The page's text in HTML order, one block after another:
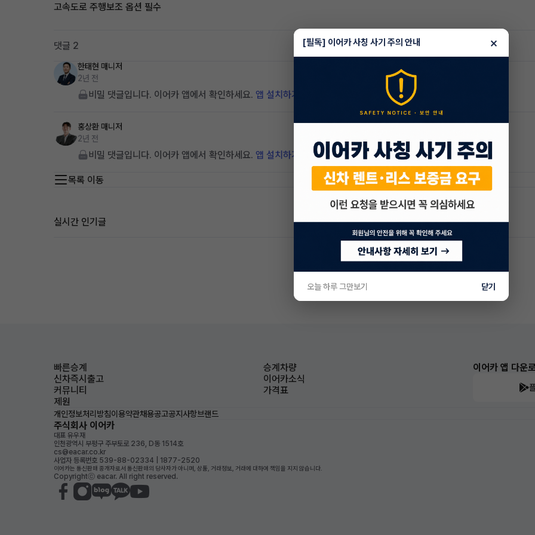
고속도로 주행보조 옵션 필수
댓글 2
한태현 매니저
2년 전
비밀 댓글입니다. 이어카 앱에서 확인하세요. 앱 설치하기
홍상환 매니저
2년 전
비밀 댓글입니다. 이어카 앱에서 확인하세요. 앱 설치하기
목록 이동
실시간 인기글
빠른승계
승계차량
신차즉시출고
이어카소식
커뮤니티
가격표
제원
이어카 앱 다운
개인정보처리방침이용약관채용공고공지사항브랜드
주식회사 이어카
대표 유우재
인천광역시 부평구 주부토로 236, D동 1514호
cs@eacar.co.kr
사업자 등록번호 539-88-02334 | 1877-2520
이어카는 통신판매 중개자로서 통신판매의 당사자가 아니며, 상품, 거래정보, 거래에 대하여 책임을 지지 않습니다.
Copyrightⓒ eacar. All right reserved.
[필독] 이어카 사칭 사기 주의 안내 ×
오늘 하루 그만보기 닫기